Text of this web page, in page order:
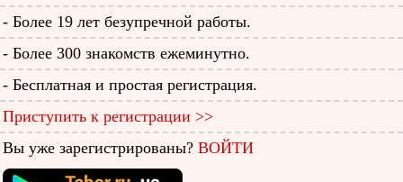
- Более 19 лет безупречной работы.
- Более 300 знакомств ежеминутно.
- Бесплатная и простая регистрация.
Приступить к регистрации >>
Вы уже зарегистрированы? ВОЙТИ